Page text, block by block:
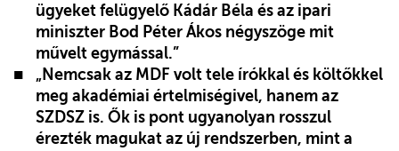
ügyeket felügyelő Kádár Béla és az ipari
miniszter Bod Péter Ákos négyszöge mit
művelt egymással.”
„Nemcsak az MDF volt tele írókkal és költőkkel
meg akadémiai értelmiségivel, hanem az
SZDSZ is. Ők is pont ugyanolyan rosszul
érezték magukat az új rendszerben, mint a